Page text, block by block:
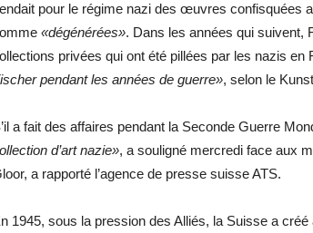
pour le régime nazi des œuvres confisquées
«dégénérées». Dans les années qui suivent,
privées qui ont été pillées par les nazis en
pendant les années de guerre», selon le
a fait des affaires pendant la Seconde Guerre
d’art nazie», a souligné mercredi face aux
a rapporté l’agence de presse suisse ATS.
1945, sous la pression des Alliés, la Suisse a